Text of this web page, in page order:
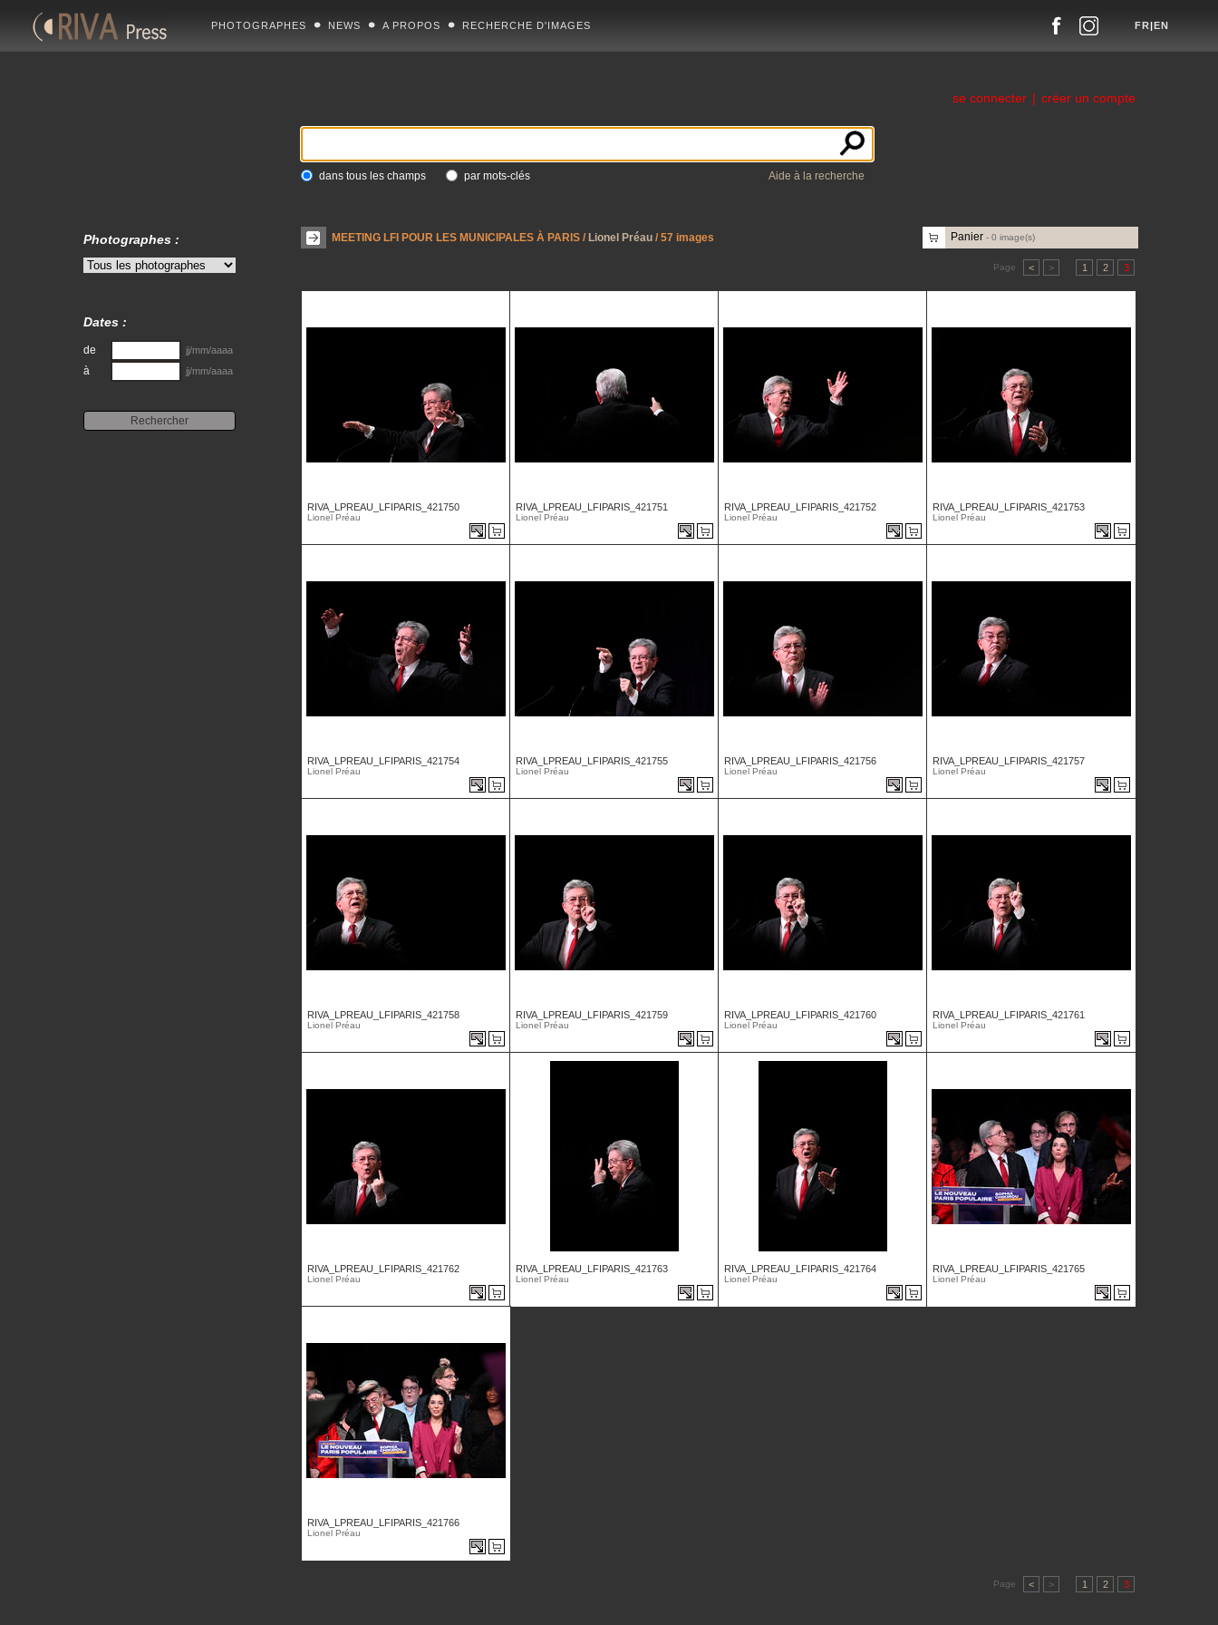
PHOTOGRAPHES NEWS A PROPOS RECHERCHE D'IMAGES FR|EN
se connecter | créer un compte
dans tous les champs par mots-clés Aide à la recherche
MEETING LFI POUR LES MUNICIPALES À PARIS / Lionel Préau / 57 images Panier - 0 image(s)
Page < > 1 2 3
RIVA_LPREAU_LFIPARIS_421750
Lionel Préau
RIVA_LPREAU_LFIPARIS_421751
Lionel Préau
RIVA_LPREAU_LFIPARIS_421752
Lionel Préau
RIVA_LPREAU_LFIPARIS_421753
Lionel Préau
RIVA_LPREAU_LFIPARIS_421754
Lionel Préau
RIVA_LPREAU_LFIPARIS_421755
Lionel Préau
RIVA_LPREAU_LFIPARIS_421756
Lionel Préau
RIVA_LPREAU_LFIPARIS_421757
Lionel Préau
RIVA_LPREAU_LFIPARIS_421758
Lionel Préau
RIVA_LPREAU_LFIPARIS_421759
Lionel Préau
RIVA_LPREAU_LFIPARIS_421760
Lionel Préau
RIVA_LPREAU_LFIPARIS_421761
Lionel Préau
RIVA_LPREAU_LFIPARIS_421762
Lionel Préau
RIVA_LPREAU_LFIPARIS_421763
Lionel Préau
RIVA_LPREAU_LFIPARIS_421764
Lionel Préau
RIVA_LPREAU_LFIPARIS_421765
Lionel Préau
RIVA_LPREAU_LFIPARIS_421766
Lionel Préau
Page < > 1 2 3
Photographes :
Dates :
de jj/mm/aaaa
à jj/mm/aaaa